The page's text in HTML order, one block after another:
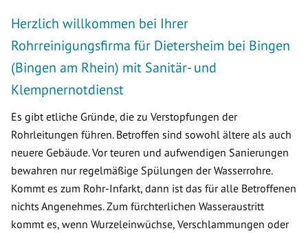
Herzlich willkommen bei Ihrer
Rohrreinigungsfirma für Dietersheim bei Bingen
(Bingen am Rhein) mit Sanitär- und
Klempnernotdienst
Es gibt etliche Gründe, die zu Verstopfungen der
Rohrleitungen führen. Betroffen sind sowohl ältere als auch
neuere Gebäude. Vor teuren und aufwendigen Sanierungen
bewahren nur regelmäßige Spülungen der Wasserrohre.
Kommt es zum Rohr-Infarkt, dann ist das für alle Betroffenen
nichts Angenehmes. Zum fürchterlichen Wasseraustritt
kommt es, wenn Wurzeleinwüchse, Verschlammungen oder